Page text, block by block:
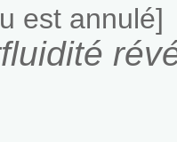
est annulé]